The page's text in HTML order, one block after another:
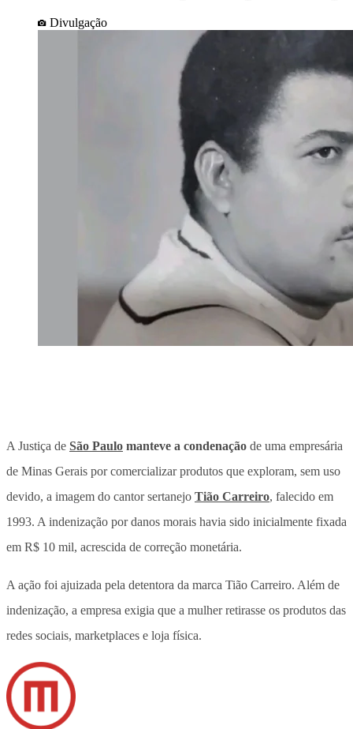
Divulgação
A Justiça de São Paulo manteve a condenação de uma empresária
de Minas Gerais porcomercializar produtos que exploram, sem uso
devido, a imagem do cantor sertanejo Tião Carreiro, falecido em
1993. A indenização por danos morais havia sido inicialmente fixada
em R$ 10 mil, acrescida de correção monetária.
A ação foi ajuizada pela detentora da marca Tião Carreiro. Além de
indenização, a empresa exigia que a mulher retirasse os produtos das
redes sociais, marketplaces e loja física.